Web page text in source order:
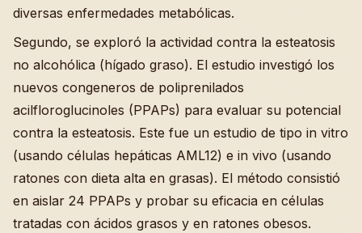
diversas enfermedades metabólicas.
Segundo, se exploró la actividad contra la esteatosis
no alcohólica (hígado graso). El estudio investigó los
nuevos congeneros de poliprenilados
acilfloroglucinoles (PPAPs) para evaluar su potencial
contra la esteatosis. Este fue un estudio de tipo in vitro
(usando células hepáticas AML12) e in vivo (usando
ratones con dieta alta en grasas). El método consistió
en aislar 24 PPAPs y probar su eficacia en células
tratadas con ácidos grasos y en ratones obesos.